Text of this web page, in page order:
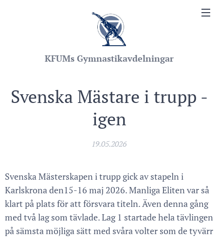
KFUMs Gymnastikavdelningar
Svenska Mästare i trupp -
igen
19.05.2026
Svenska Mästerskapen i trupp gick av stapeln i
Karlskrona den15-16 maj 2026. Manliga Eliten var så
klart på plats för att försvara titeln. Även denna gång
med två lag som tävlade. Lag 1 startade hela tävlingen
på sämsta möjliga sätt med svåra volter som de tyvärr